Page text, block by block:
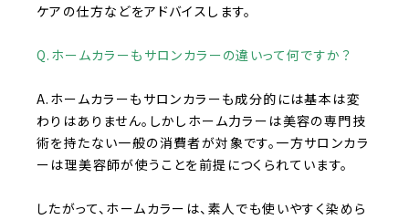
ケアの仕方などをアドバイスします。
Q.ホームカラーもサロンカラーの違いって何ですか？
A.ホームカラーもサロンカラーも成分的には基本は変
わりはありません。しかしホーム力ラーは美容の専門技
術を持たない一般の消費者が対象です。一方サロンカラ
ーは理美容師が使うことを前提につくられています。
したがって、ホームカラーは、素人でも使いやすく染めら